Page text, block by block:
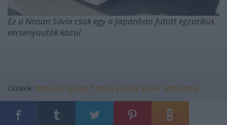
Ez a Nissan Silvia csak egy a Japánban futott egzotikus
versenyautók közül
Címkék: drm wsc group 5 imsa gtx fuji super silhouette